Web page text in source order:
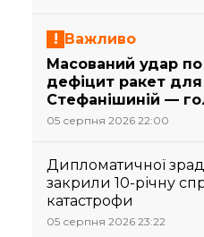
Важливо
Масований удар по
дефіцит ракет
Стефанішиній —
05 серпня 2026 22:00
Дипломатичної
закрили 10-річну
катастрофи
05 серпня 2026 23:22